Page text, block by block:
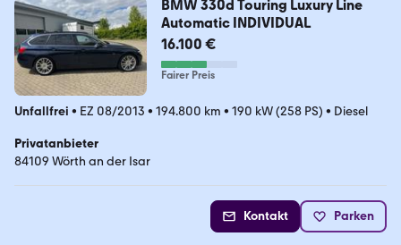
BMW 330d Touring Luxury Line
Automatic INDIVIDUAL
16.100 €
Fairer Preis
Unfallfrei • EZ 08/2013 • 194.800 km • 190 kW (258 PS) • Diesel
Privatanbieter
84109 Wörth an der Isar
Kontakt Parken